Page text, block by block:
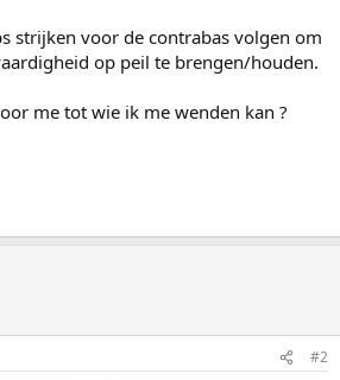
strijken voor de contrabas volgen om
op peil te brengen/houden.
me tot wie ik me wenden kan ?
#2